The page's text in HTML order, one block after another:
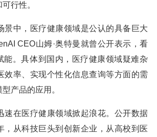
行性。
景中，医疗健康领域是公认的具备巨大
CEO山姆·奥特曼就曾公开表示，看
能。具体到国内，医疗健康领域疑难杂
效率、实现个性化信息查询等方面的需
产品的应用。
速在医疗健康领域掀起浪花。公开数据
，从科技巨头到创新企业，从高校到医